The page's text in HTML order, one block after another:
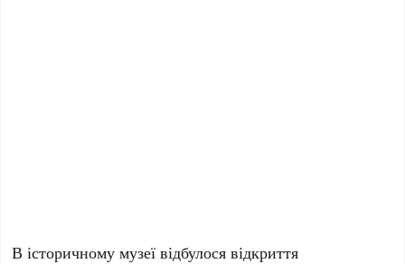
В історичному музеї відбулося відкриття